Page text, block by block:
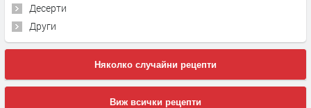
Десерти
Други
Няколко случайни рецепти
Виж всички рецепти